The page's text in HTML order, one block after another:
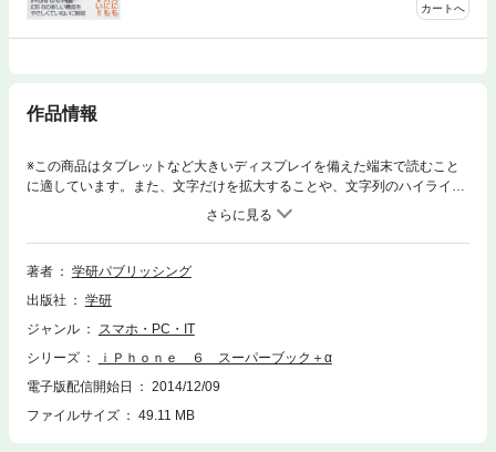
カートへ
作品情報
※この商品はタブレットなど大きいディスプレイを備えた端末で読むこと
に適しています。また、文字だけを拡大することや、文字列のハイライ
ト、検索、辞書の参照、引用などの機能が使用できません。４．７インチ
の６。５．５インチの６プラスと表示エリアが大幅に拡大されたニューｉ
Ｐｈｏｎｅ６。新規派にとっても買換派にとっても魅力倍増。本誌は直感
だけではわからないｉＰｈｏｎｅの便利な機能などを豊富な画面を使って
著者
学研パブリッシング
出版社
学研
ジャンル
スマホ・PC・IT
シリーズ
ｉＰｈｏｎｅ ６ スーパーブック＋α
電子版配信開始日
2014/12/09
ファイルサイズ
49.11 MB